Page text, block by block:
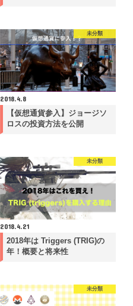
未分類
2018.4.8
【仮想通貨参入】ジョージソ
ロスの投資方法を公開
未分類
2018.4.21
2018年は Triggers (TRIG)の
年！概要と将来性
未分類